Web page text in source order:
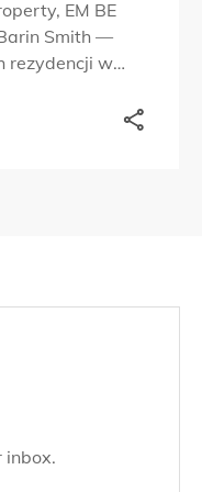
EM BE
Smith —
rezydencji w
Po
inbox.